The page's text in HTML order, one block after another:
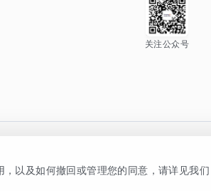
关注公众号
以及如何撤回或管理您的同意，请详见我们